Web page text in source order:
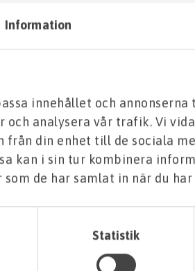
Information
innehållet och annonserna
analysera vår trafik. Vi
din enhet till de sociala
kan i sin tur kombinera
de har samlat in när du
Statistik
hål för plintar, stolpar,
och underlättar arbetet med sin
förstärkning närmast
är konstruerat för att
med skaftet och ger extra styrka
vilket gör den till ett pålitligt